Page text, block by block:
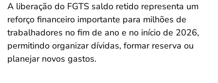
A liberação do FGTS saldo retido representa um
reforço financeiro importante para milhões de
trabalhadores no fim de ano e no início de 2026,
permitindo organizar dívidas, formar reserva ou
planejar novos gastos.